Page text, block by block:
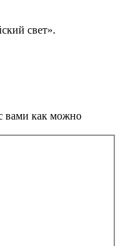
свет».
вами как можно